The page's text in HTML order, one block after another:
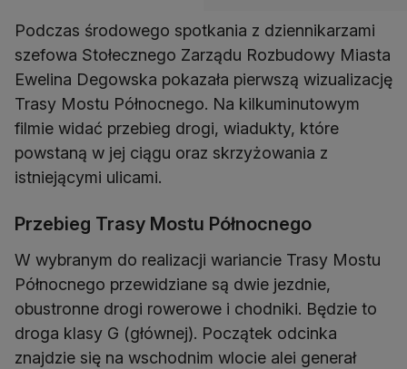
Podczas środowego spotkania z dziennikarzami
szefowa Stołecznego Zarządu Rozbudowy Miasta
Ewelina Degowska pokazała pierwszą wizualizację
Trasy Mostu Północnego. Na kilkuminutowym
filmie widać przebieg drogi, wiadukty, które
powstaną w jej ciągu oraz skrzyżowania z
istniejącymi ulicami.
Przebieg Trasy Mostu Północnego
W wybranym do realizacji wariancie Trasy Mostu
Północnego przewidziane są dwie jezdnie,
obustronne drogi rowerowe i chodniki. Będzie to
droga klasy G (głównej). Początek odcinka
znajdzie się na wschodnim wlocie alei generał